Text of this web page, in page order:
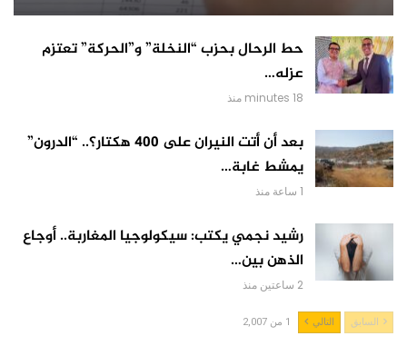
حط الرحال بحزب “النخلة” و”الحركة” تعتزم
عزله…
18 minutes منذ
بعد أن أتت النيران على 400 هكتار؟.. “الدرون”
يمشط غابة…
1 ساعة منذ
رشيد نجمي يكتب: سيكولوجيا المغاربة.. أوجاع
الذهن بين…
2 ساعتين منذ
السابق التالي 1 من 2,007